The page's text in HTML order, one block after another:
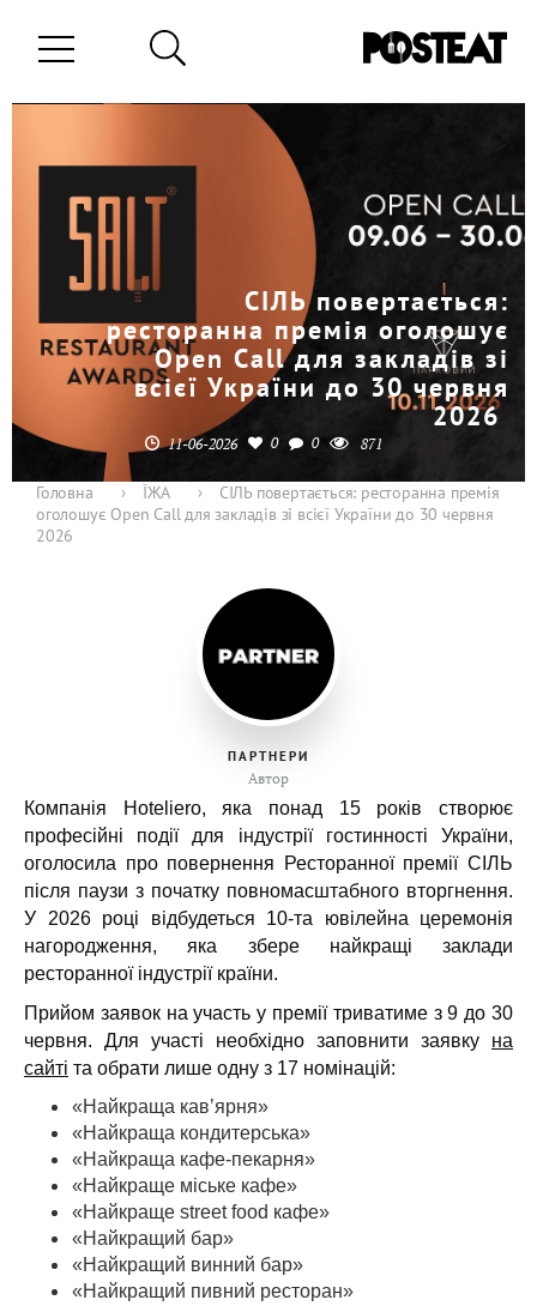
СІЛЬ повертається:
ресторанна премія оголошує
Open Call для закладів зі
всієї України до 30 червня
2026
11-06-2026 0 0 871
Головна › ЇЖА ›
СІЛЬ повертається: ресторанна премія
оголошує Open Call для закладів зі всієї України до 30 червня
2026
ПАРТНЕРИ
Автор
Компанія Hoteliero, яка понад 15 років створює
професійні події для індустрії гостинності України,
оголосила про повернення Ресторанної премії СІЛЬ
після паузи з початку повномасштабного вторгнення.
У 2026 році відбудеться 10-та ювілейна церемонія
нагородження, яка збере найкращі заклади
ресторанної індустрії країни.
Прийом заявок на участь у премії триватиме з 9 до 30
червня. Для участі необхідно заповнити заявку на
сайті та обрати лише одну з 17 номінацій:
«Найкраща кав’ярня»
«Найкраща кондитерська»
«Найкраща кафе-пекарня»
«Найкраще міське кафе»
«Найкраще street food кафе»
«Найкращий бар»
«Найкращий винний бар»
«Найкращий пивний ресторан»